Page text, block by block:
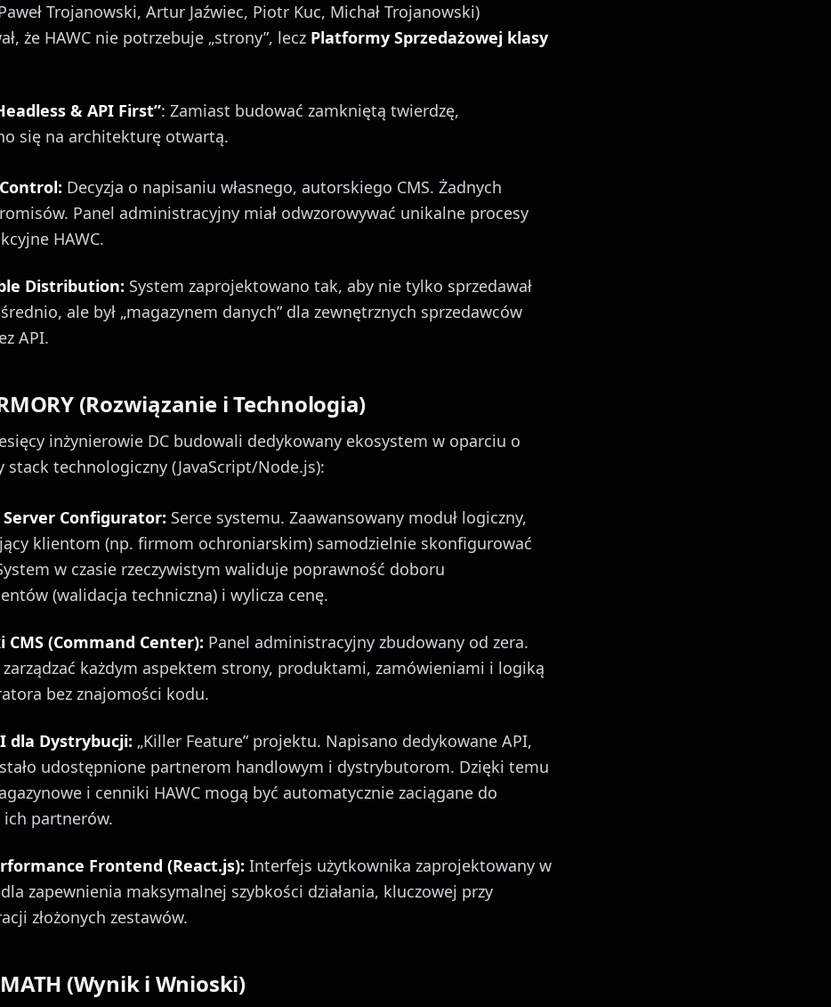
Trojanowski, Artur Jaźwiec, Piotr Kuc, Michał Trojanowski)
że HAWC nie potrzebuje „strony”, lecz Platformy Sprzedażowej klasy
& API First”: Zamiast budować zamkniętą twierdzę,
się na architekturę otwartą.
Decyzja o napisaniu własnego, autorskiego CMS. Żadnych
Panel administracyjny miał odwzorowywać unikalne procesy
HAWC.
Distribution: System zaprojektowano tak, aby nie tylko sprzedawał
ale był „magazynem danych” dla zewnętrznych sprzedawców
API.
(Rozwiązanie i Technologia)
inżynierowie DC budowali dedykowany ekosystem w oparciu o
stack technologiczny (JavaScript/Node.js):
Configurator: Serce systemu. Zaawansowany moduł logiczny,
klientom (np. firmom ochroniarskim) samodzielnie skonfigurować
w czasie rzeczywistym waliduje poprawność doboru
(walidacja techniczna) i wylicza cenę.
CMS (Command Center): Panel administracyjny zbudowany od zera.
zarządzać każdym aspektem strony, produktami, zamówieniami i logiką
bez znajomości kodu.
dla Dystrybucji: „Killer Feature” projektu. Napisano dedykowane API,
udostępnione partnerom handlowym i dystrybutorom. Dzięki temu
i cenniki HAWC mogą być automatycznie zaciągane do
partnerów.
Frontend (React.js): Interfejs użytkownika zaprojektowany w
zapewnienia maksymalnej szybkości działania, kluczowej przy
złożonych zestawów.
(Wynik i Wnioski)